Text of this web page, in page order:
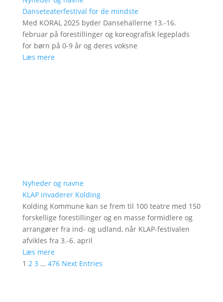
Danseteaterfestival for de mindste
Med KORAL 2025 byder Dansehallerne 13.-16.
februar på forestillinger og koreografisk legeplads
for børn på 0-9 år og deres voksne
Læs mere
Nyheder og navne
KLAP invaderer Kolding
Kolding Kommune kan se frem til 100 teatre med 150
forskellige forestillinger og en masse formidlere og
arrangører fra ind- og udland, når KLAP-festivalen
afvikles fra 3.-6. april
Læs mere
1 2 3 … 476 Next Entries